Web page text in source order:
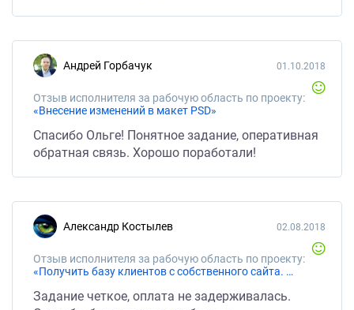
Андрей Горбачук
Отзыв исполнителя за рабочую область по проекту:
«Внесение изменений в макет PSD»
01.10.2018
Спасибо Ольге! Понятное задание, оперативная
обратная связь. Хорошо поработали!
Александр Костылев
Отзыв исполнителя за рабочую область по проекту:
«Получить базу клиентов с собственного сайта. Джумла. Файл ексель , в должен быть адрес е мейл, имя , адрес»
02.08.2018
Задание четкое, оплата не задерживалась.